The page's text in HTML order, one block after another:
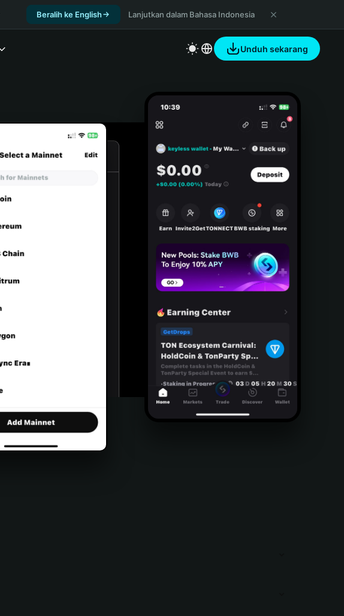
Beralih ke English Lanjutkan dalam Bahasa Indonesia
Unduh sekarang